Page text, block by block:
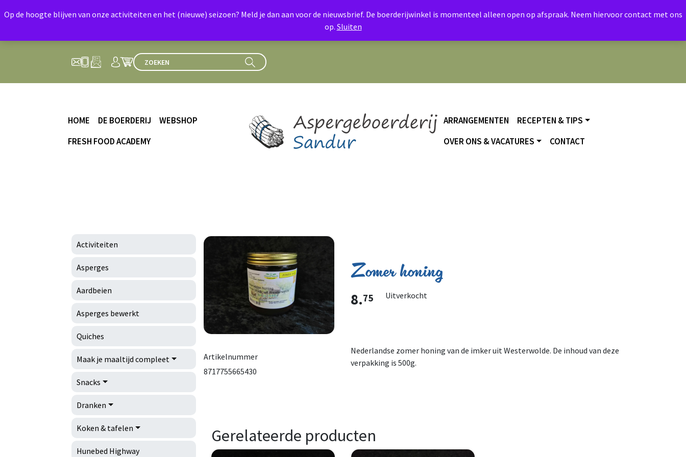
HOME DE BOERDERIJ
WEBSHOP
FRESH FOOD ACADEMY
ARRANGEMENTEN
RECEPTEN & TIPS
OVER ONS & VACATURES
CONTACT
Activiteiten
Asperges
Aardbeien
Asperges bewerkt
Quiches
Maak je maaltijd compleet
Snacks
Dranken
Koken & tafelen
Hunebed Highway
Artikelnummer
8717755665430
Zomer honing
8.75 Uitverkocht
Nederlandse zomer honing van de imker uit Westerwolde. De inhoud van deze
verpakking is 500g.
Gerelateerde producten
Op de hoogte blijven van onze activiteiten en het (nieuwe) seizoen? Meld je dan aan voor de nieuwsbrief. De boerderijwinkel is momenteel alleen open op afspraak. Neem hiervoor contact met ons
op. Sluiten